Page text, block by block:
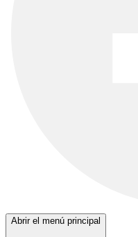
Abrir el menú principal